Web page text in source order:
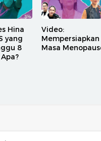
Hina
yang
8
Video:
Mempersiapkan
Masa